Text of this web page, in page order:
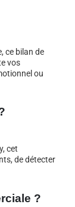
ce bilan de
vos
ou
cet
de détecter
?